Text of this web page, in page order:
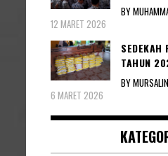
BY
12 MARET 2026
SEDEKAH
TAHUN
BY MURSALIN
6 MARET 2026